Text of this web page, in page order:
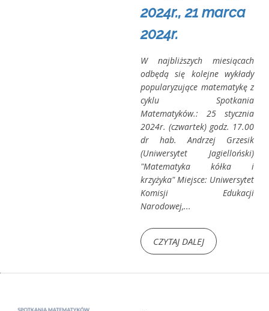
2024r., 21 marca
2024r.
W najbliższych miesiącach
odbędą się kolejne wykłady
popularyzujące matematykę z
cyklu Spotkania
Matematyków.: 25 stycznia
2024r. (czwartek) godz. 17.00
dr hab. Andrzej Grzesik
(Uniwersytet Jagielloński)
"Matematyka kółka i
krzyżyka" Miejsce: Uniwersytet
Komisji Edukacji
Narodowej,...
CZYTAJ DALEJ